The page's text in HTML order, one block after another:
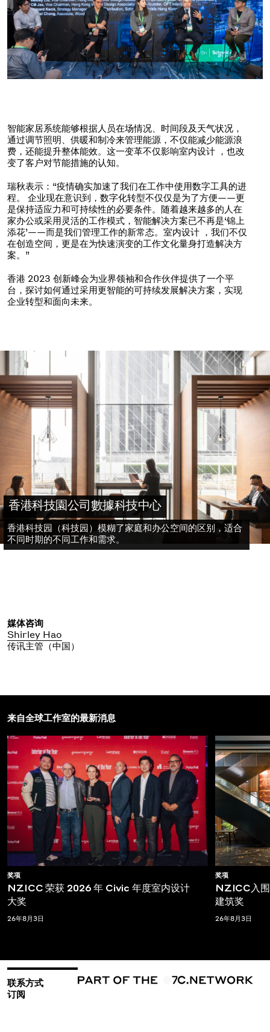
智能家居系统能够根据人员在场情况、时间段及天气状况，
通过调节照明、供暖和制冷来管理能源，不仅能减少能源浪
费，还能提升整体能效。这一变革不仅影响室内设计 ，也改
变了客户对节能措施的认知。
瑞秋表示：“疫情确实加速了我们在工作中使用数字工具的进
程。 企业现在意识到，数字化转型不仅仅是为了方便——更
是保持适应力和可持续性的必要条件。随着越来越多的人在
家办公或采用灵活的工作模式，智能解决方案已不再是‘锦上
添花’——而是我们管理工作的新常态。室内设计 ，我们不仅
在创造空间，更是在为快速演变的工作文化量身打造解决方
案。”
香港 2023 创新峰会为业界领袖和合作伙伴提供了一个平
台，探讨如何通过采用更智能的可持续发展解决方案，实现
企业转型和面向未来。
香港科技園公司數據科技中心
香港科技园（科技园）模糊了家庭和办公空间的区别，适合
不同时期的不同工作和需求。
媒体咨询
Shirley Hao
传讯主管（中国）
来自全球工作室的最新消息
奖项
NZICC 荣获 2026 年 Civic 年度室内设计
大奖
26年8月3日
奖项
NZICC入
建筑奖
26年8月3日
联系方式
订阅